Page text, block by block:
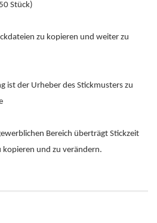
Stück)
zu kopieren und weiter zu
ist der Urheber des Stickmusters zu
Bereich überträgt Stickzeit
kopieren und zu verändern.